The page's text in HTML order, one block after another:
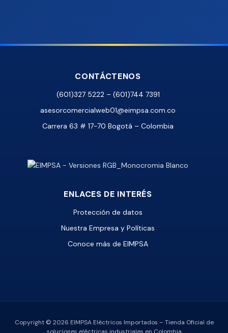
CONTÁCTENOS
(601)327 5222 – (601)744 7391
asesorcomercialweb01@eimpsa.com.co
Carrera 63 # 17-70 Bogotá – Colombia
ENLACES DE INTERÉS
Protección de datos
Nuestra Empresa y Políticas
Conoce más de EIMPSA
Copyright © 2026 EIMPSA Eléctricos Importados – Tienda Oficial de